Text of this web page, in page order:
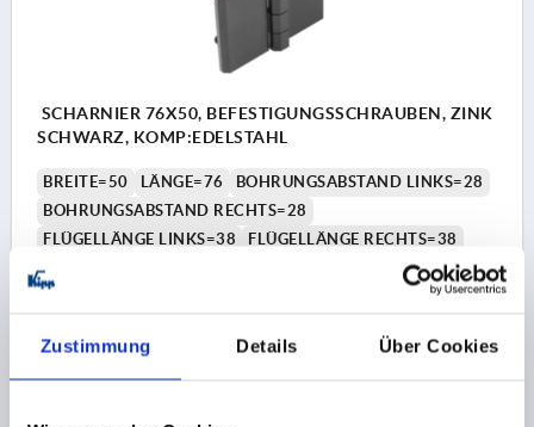
Zustimmung Details Über Cookies
SCHARNIER 76X50, BEFESTIGUNGSSCHRAUBEN, ZINK
SCHWARZ, KOMP:EDELSTAHL
BREITE=50 LÄNGE=76
BOHRUNGSABSTAND LINKS=28
BOHRUNGSABSTAND RECHTS=28
FLÜGELLÄNGE LINKS=38
FLÜGELLÄNGE RECHTS=38
FARBE GRUNDKÖRPER=SCHWARZ
D1=M6
STÄRKE=6
Bestellnummer:K1899.063828282
10,34 €